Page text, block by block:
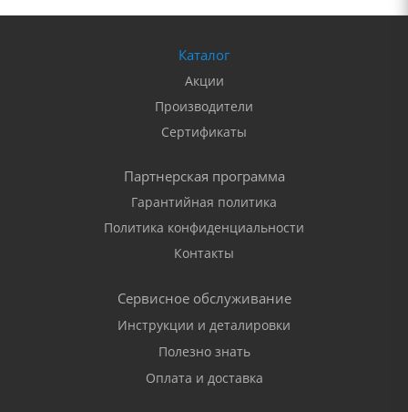
Каталог
Акции
Производители
Сертификаты
Партнерская программа
Гарантийная политика
Политика конфиденциальности
Контакты
Сервисное обслуживание
Инструкции и деталировки
Полезно знать
Оплата и доставка